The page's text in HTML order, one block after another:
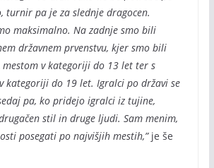
turnir pa je za slednje dragocen.
maksimalno. Na zadnje smo bili
državnem prvenstvu, kjer smo bili
mestom v kategoriji do 13 let ter s
kategoriji do 19 let. Igralci po državi se
pa, ko pridejo igralci iz tujine,
stil in druge ljudi. Sam menim,
posegati po najvišjih mestih,”je še